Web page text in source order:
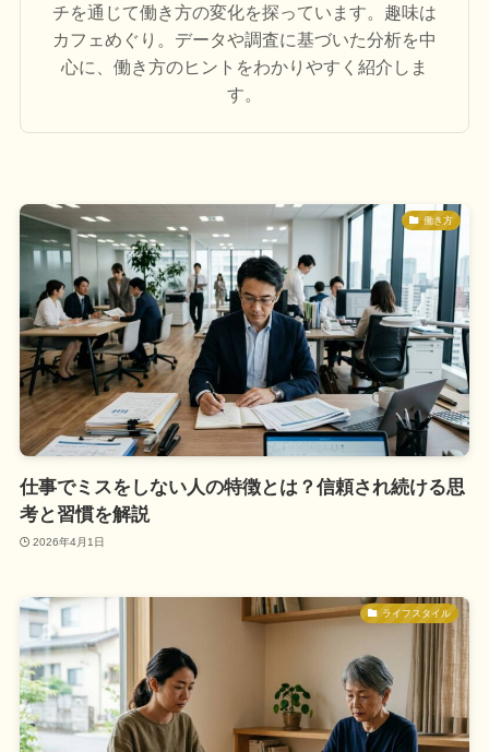
チを通じて働き方の変化を探っています。趣味は
カフェめぐり。データや調査に基づいた分析を中
心に、働き方のヒントをわかりやすく紹介しま
す。
働き方
仕事でミスをしない人の特徴とは？信頼され続ける思
考と習慣を解説
2026年4月1日
ライフスタイル